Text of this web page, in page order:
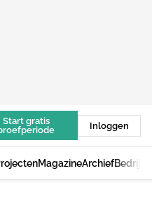
Start gratis
Inloggen
MagazineArchief